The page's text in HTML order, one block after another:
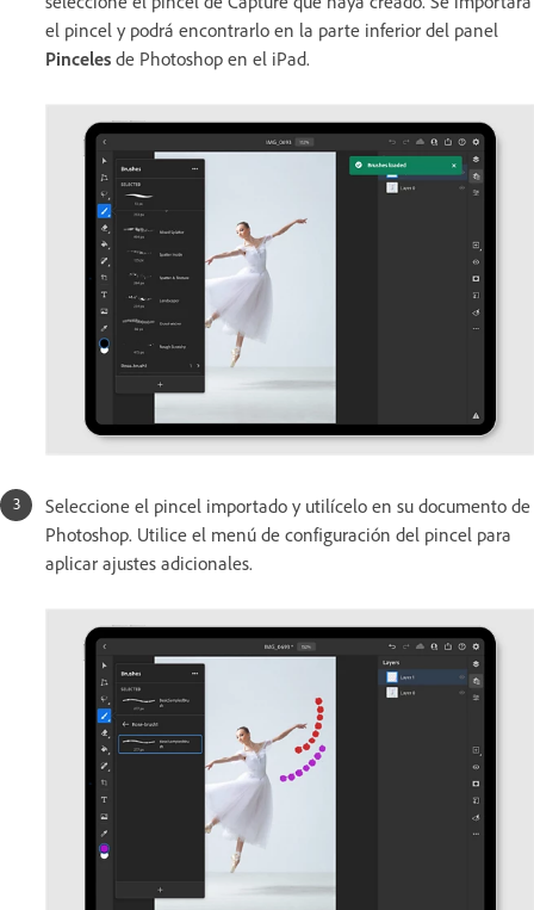
el pincel y podrá encontrarlo en la parte inferior del panel
Pinceles de Photoshop en el iPad.
Seleccione el pincel importado y utilícelo en su documento de
Photoshop. Utilice el menú de configuración del pincel para
aplicar ajustes adicionales.